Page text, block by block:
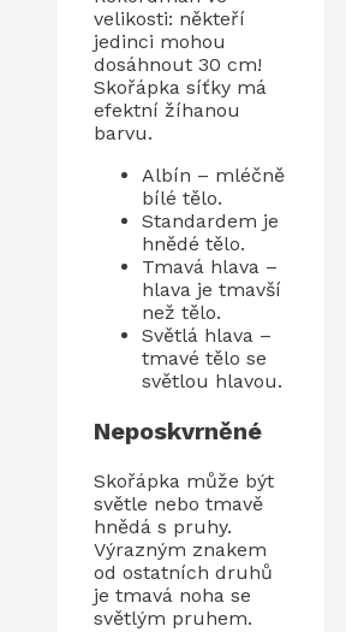
velikosti: někteří
jedinci mohou
dosáhnout 30 cm!
Skořápka síťky má
efektní žíhanou
barvu.
Albín – mléčně
bílé tělo.
Standardem je
hnědé tělo.
Tmavá hlava –
hlava je tmavší
než tělo.
Světlá hlava –
tmavé tělo se
světlou hlavou.
Neposkvrněné
Skořápka může být
světle nebo tmavě
hnědá s pruhy.
Výrazným znakem
od ostatních druhů
je tmavá noha se
světlým pruhem.